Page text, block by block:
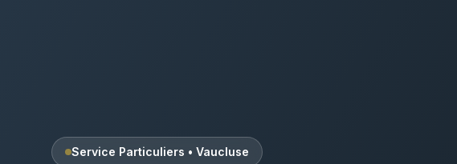
Service Particuliers • Vaucluse